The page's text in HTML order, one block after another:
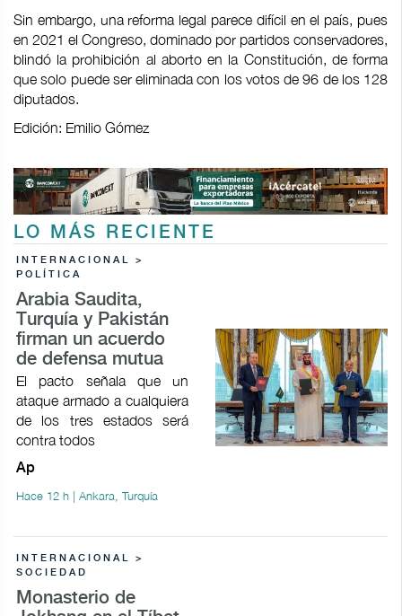
Sin embargo, una reforma legal parece difícil en el país, pues
en 2021 el Congreso, dominado por partidos conservadores,
blindó la prohibición al aborto en la Constitución, de forma
que solo puede ser eliminada con los votos de 96 de los 128
diputados.
Edición: Emilio Gómez
LO MÁS RECIENTE
INTERNACIONAL >
POLÍTICA
Arabia Saudita,
Turquía y Pakistán
firman un acuerdo
de defensa mutua
El pacto señala que un
ataque armado a cualquiera
de los tres estados será
contra todos
Ap
Hace 12 h | Ankara, Turquía
INTERNACIONAL >
SOCIEDAD
Monasterio de